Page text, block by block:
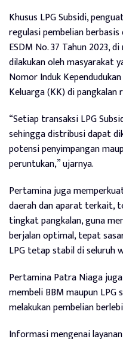
Khusus LPG Subsidi,
regulasi pembelian
ESDM No. 37 Tahun 2023,
dilakukan oleh masyarakat
Nomor Induk
Keluarga (KK) di pangkalan
“Setiap transaksi LPG
sehingga distribusi dapat
potensi penyimpangan
peruntukan,” ujarnya.
Pertamina juga
daerah dan aparat terkait,
tingkat pangkalan, guna
berjalan optimal, tepat
LPG tetap stabil di seluruh
Pertamina Patra Niaga
membeli BBM maupun
melakukan pembelian
Informasi mengenai